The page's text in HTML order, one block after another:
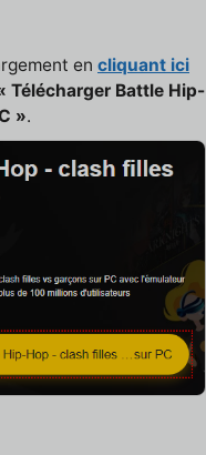
en cliquant ici
Télécharger Battle Hip-
».